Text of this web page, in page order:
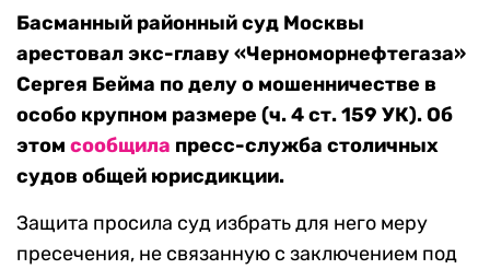
Басманный районный суд Москвы
арестовал экс-главу «Черноморнефтегаза»
Сергея Бейма по делу о мошенничестве в
особо крупном размере (ч. 4 ст. 159 УК). Об
этом сообщила пресс-служба столичных
судов общей юрисдикции.
Защита просила суд избрать для него меру
пресечения, не связанную с заключением под